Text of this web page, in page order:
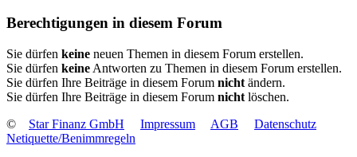
Berechtigungen in diesem Forum
Sie dürfen keine neuen Themen in diesem Forum erstellen.
Sie dürfen keine Antworten zu Themen in diesem Forum erstellen.
Sie dürfen Ihre Beiträge in diesem Forum nicht ändern.
Sie dürfen Ihre Beiträge in diesem Forum nicht löschen.
©
Star Finanz GmbH Impressum AGB
Datenschutz
Netiquette/Benimmregeln